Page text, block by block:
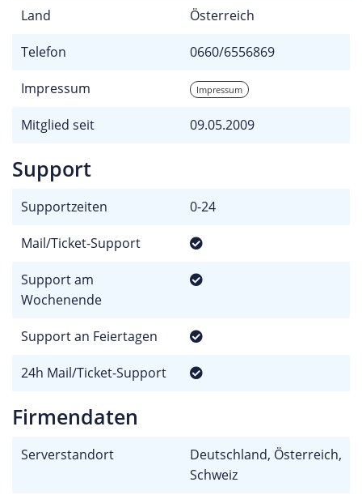
Land Österreich
Telefon 0660/6556869
Impressum Impressum
Mitglied seit 09.05.2009
Support
Supportzeiten 0-24
Mail/Ticket-Support
Support am
Wochenende
Support an Feiertagen
24h Mail/Ticket-Support
Firmendaten
Serverstandort
Deutschland, Österreich,
Schweiz